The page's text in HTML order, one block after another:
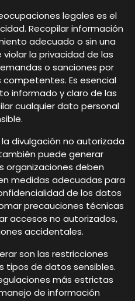
legales es el
Recopilar información
adecuado o sin una
la privacidad de las
o sanciones por
Es esencial
informado y claro de las
cualquier dato personal
divulgación no autorizada
puede generar
organizaciones deben
medidas adecuadas para
de los datos
precauciones técnicas
accesos no autorizados,
accidentales.
son las restricciones
tipos de datos sensibles.
más estrictas
de información